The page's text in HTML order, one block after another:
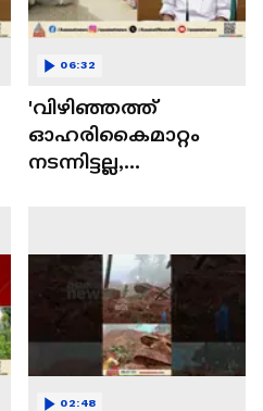
'വിഴിഞ്ഞത്ത്
ഓഹരികൈമാറ്റം
നടന്നിട്ടല്ല,
പരിശോധിക്കും'
06:32
02:48